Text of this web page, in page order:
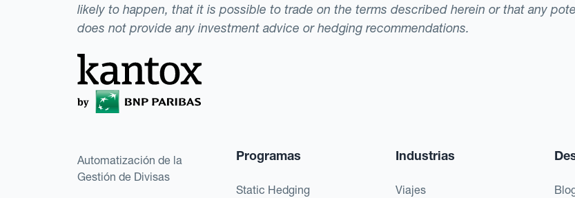
likely to happen, that it is possible to trade on the terms described herein or that any
does not provide any investment advice or hedging recommendations.
Automatización de la
Gestión de Divisas
Programas
Static Hedging
Industrias
Viajes